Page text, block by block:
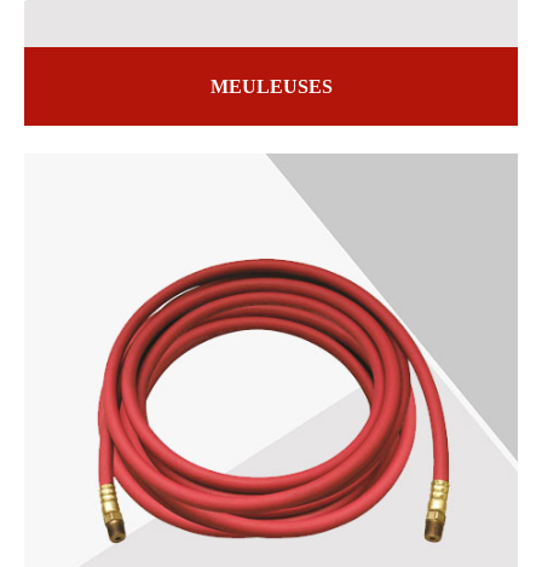
MEULEUSES